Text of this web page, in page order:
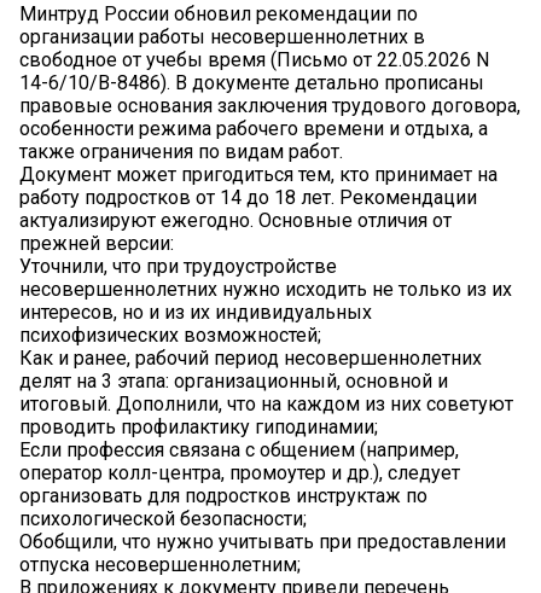
Минтруд России обновил рекомендации по
организации работы несовершеннолетних в
свободное от учебы время (Письмо от 22.05.2026 N
14-6/10/В-8486). В документе детально прописаны
правовые основания заключения трудового договора,
особенности режима рабочего времени и отдыха, а
также ограничения по видам работ.
Документ может пригодиться тем, кто принимает на
работу подростков от 14 до 18 лет. Рекомендации
актуализируют ежегодно. Основные отличия от
прежней версии:
Уточнили, что при трудоустройстве
несовершеннолетних нужно исходить не только из их
интересов, но и из их индивидуальных
психофизических возможностей;
Как и ранее, рабочий период несовершеннолетних
делят на 3 этапа: организационный, основной и
итоговый. Дополнили, что на каждом из них советуют
проводить профилактику гиподинамии;
Если профессия связана с общением (например,
оператор колл-центра, промоутер и др.), следует
организовать для подростков инструктаж по
психологической безопасности;
Обобщили, что нужно учитывать при предоставлении
отпуска несовершеннолетним;
В приложениях к документу привели перечень